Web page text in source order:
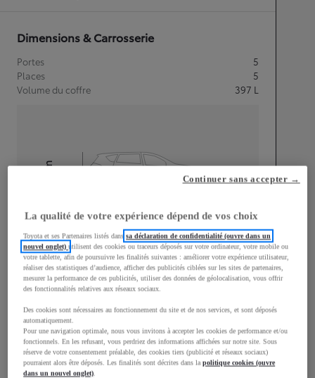
Dimensions & Carrosserie
Portes
5
Places
5
Volume du coffre
397 L
Longueur
4 197mm
mm
Largeur
1 765mm
La qualité de votre expérience dépend de vos choix
Toyota et ses Partenaires listés danssa déclaration de confidentialité (ouvre dans un
nouvel onglet)utilisent des cookies ou traceurs déposés sur votre ordinateur, votre mobile ou
votre tablette, afin de poursuivre les finalités suivantes : améliorer votre expérience utilisateur,
réaliser des statistiques d’audience, afficher des publicités ciblées sur les sites de partenaires,
mesurer la performance de ces publicités, utiliser des données de géolocalisation, vous offrir
des fonctionnalités relatives aux réseaux sociaux.
Des cookies sont nécessaires au fonctionnement du site et de nos services, et sont déposés
automatiquement.
Pour une navigation optimale, nous vous invitons à accepter les cookies de performance et/ou
fonctionnels. En les refusant, vous perdriez des informations affichées sur notre site. Sous
réserve de votre consentement préalable, des cookies tiers (publicité et réseaux sociaux)
pourraient alors être déposés. Les finalités sont décrites dans lapolitique cookies (ouvre
dans un nouvel onglet).
Continuer sans accepter →